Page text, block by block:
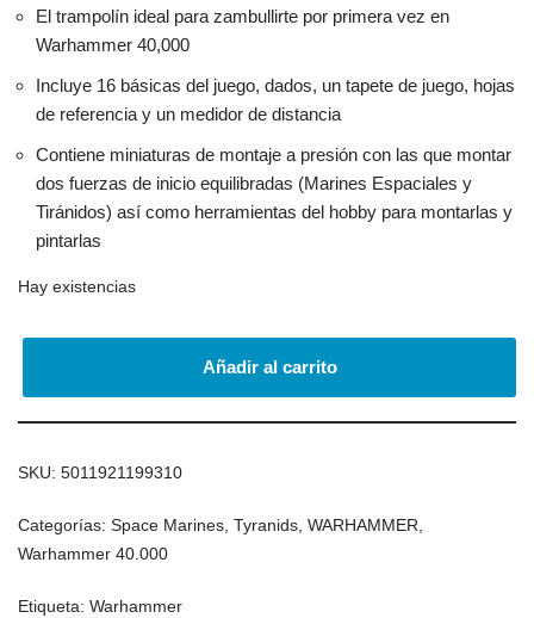
El trampolín ideal para zambullirte por primera vez en
Warhammer 40,000
Incluye 16 básicas del juego, dados, un tapete de juego, hojas
de referencia y un medidor de distancia
Contiene miniaturas de montaje a presión con las que montar
dos fuerzas de inicio equilibradas (Marines Espaciales y
Tiránidos) así como herramientas del hobby para montarlas y
pintarlas
Hay existencias
Añadir al carrito
SKU: 5011921199310
Categorías: Space Marines Tyranids WARHAMMER
Warhammer 40.000
Etiqueta: Warhammer